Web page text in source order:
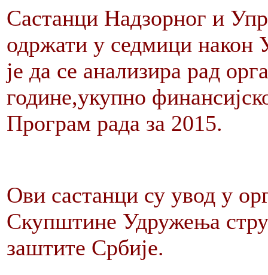
Састанци Надзорног и
одржати у седмици
је да се анализира рад
године,укупно
Програм рада за 2015.
Ови састанци су увод у
Скупштине Удружења
заштите Србије.